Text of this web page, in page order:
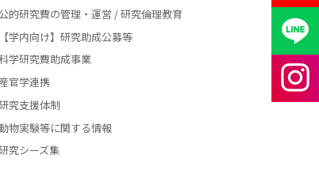
公的研究費の管理・運営 / 研究倫理教育
【学内向け】研究助成公募等
学研究費助成事業
産官学連携
究支援体制
物実験等に関する情報
究シーズ集